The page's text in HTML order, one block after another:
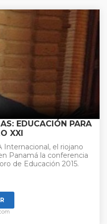
EDUCACIÓN PARA
XXI
Internacional, el riojano
Panamá la conferencia
de Educación 2015.